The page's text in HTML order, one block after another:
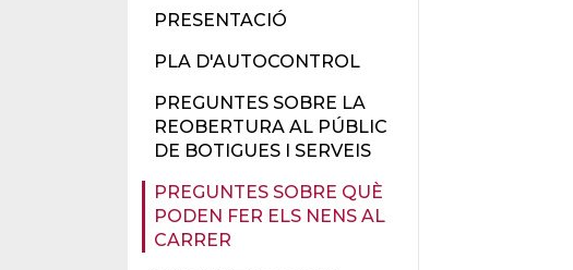
PRESENTACIÓ
PLA D'AUTOCONTROL
PREGUNTES SOBRE LA
REOBERTURA AL PÚBLIC
DE BOTIGUES I SERVEIS
PREGUNTES SOBRE QUÈ
PODEN FER ELS NENS AL
CARRER